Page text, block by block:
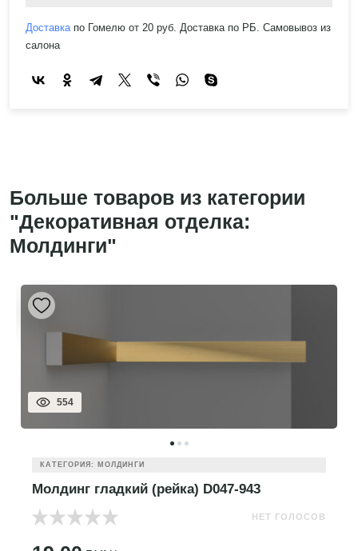
Доставкапо Гомелю от 20 руб. Доставка по РБ. Самовывоз из
салона
Больше товаров из категории
"Декоративная отделка:
Молдинги"
554
КАТЕГОРИЯ: МОЛДИНГИ
Молдинг гладкий (рейка) D047-943
НЕТ ГОЛОСОВ